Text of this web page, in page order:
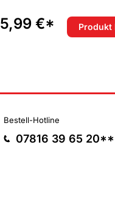
5,99 €* Produkt
Bestell-Hotline
07816 39 65 20**